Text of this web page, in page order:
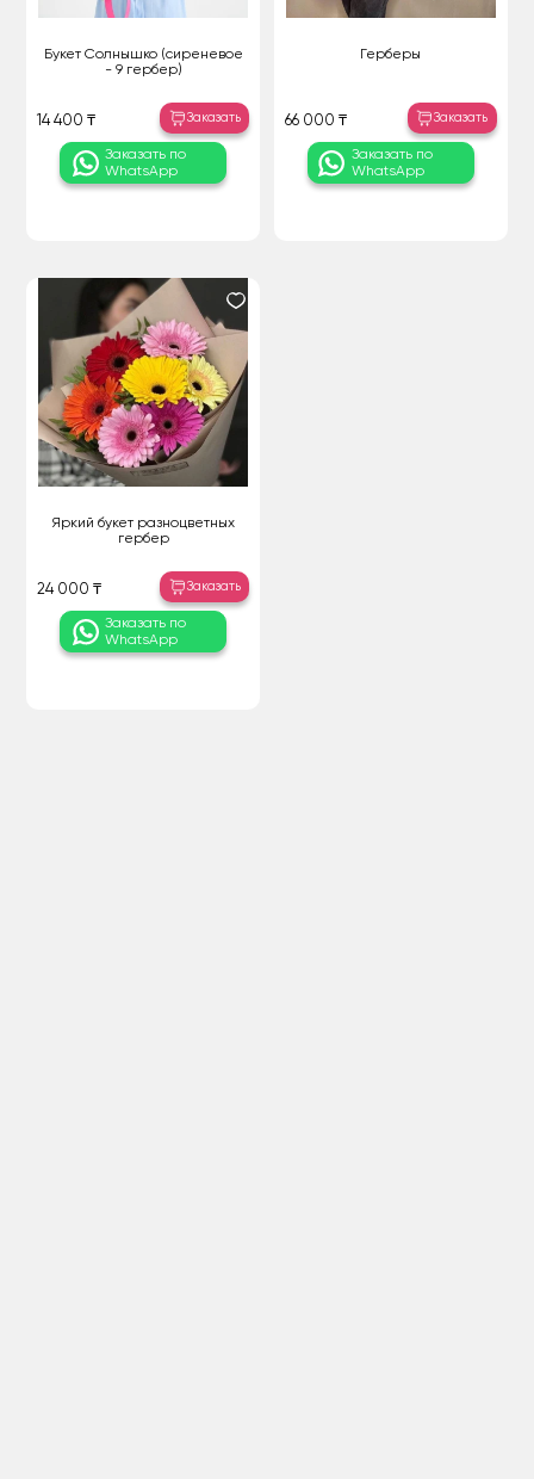
Букет Солнышко (сиреневое
- 9 гербер)
14 400 ₸ Заказать
Заказать по
WhatsApp
Герберы
66 000 ₸ Заказать
Заказать по
WhatsApp
Яркий букет разноцветных
гербер
24 000 ₸ Заказать
Заказать по
WhatsApp